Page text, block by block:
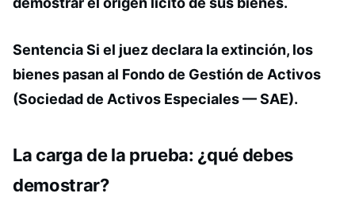
Sentencia Si el juez declara la extinción, los
bienes pasan al Fondo de Gestión de Activos
(Sociedad de Activos Especiales — SAE).
La carga de la prueba: ¿qué debes
demostrar?